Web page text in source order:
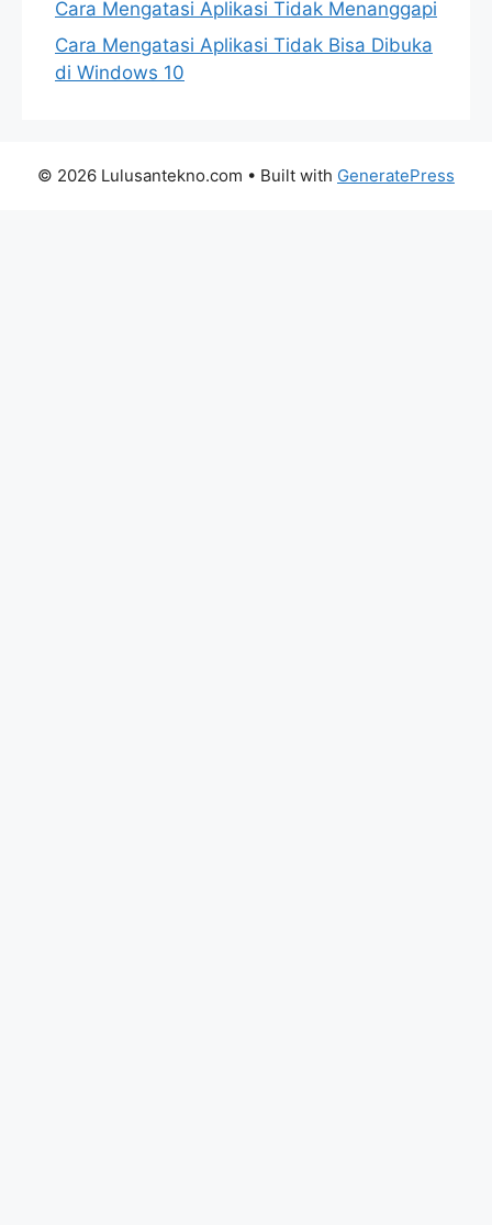
Cara Mengatasi Aplikasi Tidak Menanggapi
Cara Mengatasi Aplikasi Tidak Bisa Dibuka
di Windows 10
© 2026 Lulusantekno.com • Built with GeneratePress